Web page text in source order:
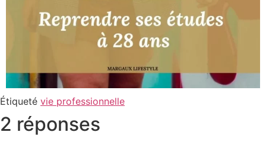
Étiqueté vie professionnelle
2 réponses